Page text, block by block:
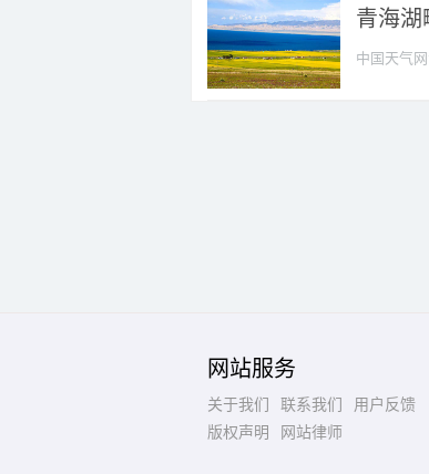
青海湖
中国天气
网站服务
关于我们 联系我们
用户反馈
版权声明
网站律师